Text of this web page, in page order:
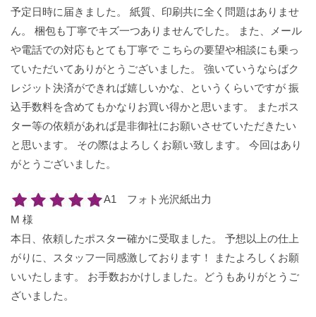
予定日時に届きました。 紙質、印刷共に全く問題はありませ
ん。 梱包も丁寧でキズ一つありませんでした。 また、メール
や電話での対応もとても丁寧で こちらの要望や相談にも乗っ
ていただいてありがとうございました。 強いていうならばク
レジット決済ができれば嬉しいかな、というくらいですが 振
込手数料を含めてもかなりお買い得かと思います。 またポス
ター等の依頼があれば是非御社にお願いさせていただきたい
と思います。 その際はよろしくお願い致します。 今回はあり
がとうございました。
A1 フォト光沢紙出力
M 様
本日、依頼したポスター確かに受取ました。 予想以上の仕上
がりに、スタッフ一同感激しております！ またよろしくお願
いいたします。 お手数おかけしました。どうもありがとうご
ざいました。